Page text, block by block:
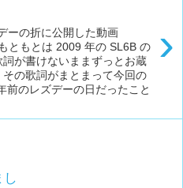
›
ーの折に公開した動画
ともとは 2009 年の SL6B の
が書けないままずっとお蔵
その歌詞がまとまって今回の
前のレズデーの日だったこと
し